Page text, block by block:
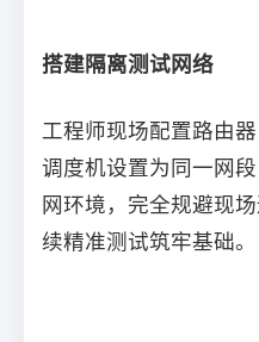
搭建隔离测试网络
工程师现场配置路由
调度机设置为同一网
网环境，完全规避现
续精准测试筑牢基础。